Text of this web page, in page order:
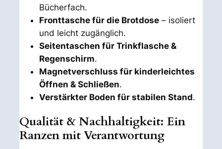
Bücherfach.
Fronttasche für die Brotdose – isoliert
und leicht zugänglich.
Seitentaschen für Trinkflasche &
Regenschirm.
Magnetverschluss für kinderleichtes
Öffnen & Schließen.
Verstärkter Boden für stabilen Stand.
Qualität & Nachhaltigkeit: Ein
Ranzen mit Verantwortung